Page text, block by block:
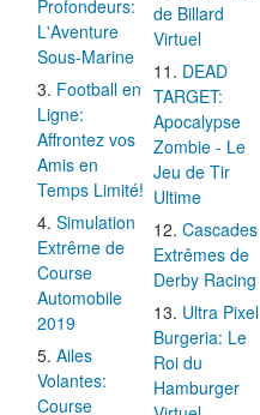
Profondeurs:
L'Aventure
Sous-Marine
Football en
Ligne:
Affrontez vos
Amis en
Temps Limité!
Simulation
Extrême de
Course
Automobile
2019
Ailes
Volantes:
Course
de Billard
Virtuel
DEAD
TARGET:
Apocalypse
Zombie - Le
Jeu de Tir
Ultime
Cascades
Extrêmes de
Derby Racing
Ultra Pixel
Burgeria: Le
Roi du
Hamburger